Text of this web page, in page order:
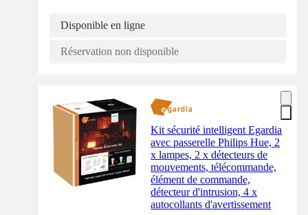
Disponible en ligne
Réservation non disponible
Kit sécurité intelligent Egardia
avec passerelle Philips Hue, 2
x lampes, 2 x détecteurs de
mouvements, télécommande,
élément de commande,
détecteur d'intrusion, 4 x
autocollants d'avertissement